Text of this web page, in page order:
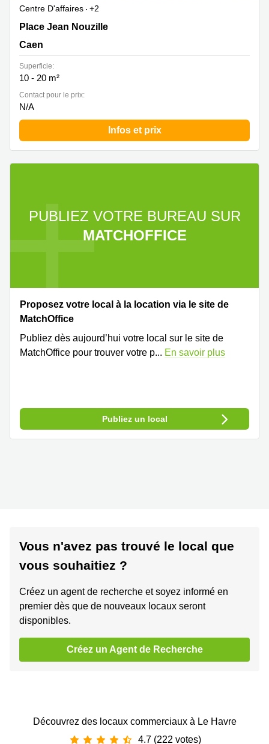
Centre D'affaires
+2
Place Jean Nouzille 3, Caen
Place Jean Nouzille
Caen
Superficie:
10 - 20 m²
Contact pour le prix:
N/A
Infos et prix
PUBLIEZ VOTRE BUREAU SUR
MATCHOFFICE
Proposez votre local à la location via le site de
MatchOffice
Publiez dès aujourd’hui votre local sur le site de
MatchOffice pour trouver votre p... En savoir plus
Publiez un local
Vous n'avez pas trouvé le local que
vous souhaitiez ?
Créez un agent de recherche et soyez informé en
premier dès que de nouveaux locaux seront
disponibles.
Créez un Agent de Recherche
Découvrez des locaux commerciaux à Le Havre
4.7 (222 votes)